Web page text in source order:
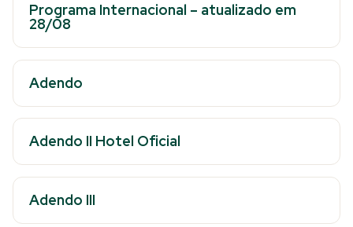
Programa Internacional – atualizado em
28/08
Adendo
Adendo II Hotel Oficial
Adendo III